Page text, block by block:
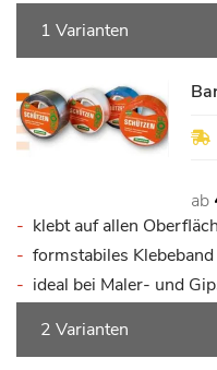
1 Varianten
ab
klebt auf allen
formstabiles Klebeband
ideal bei Maler- und
2 Varianten